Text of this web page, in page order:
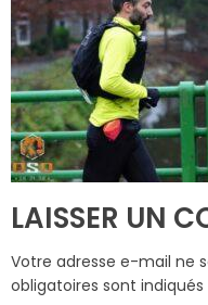
LAISSER UN
Votre adresse e-mail ne
obligatoires sont